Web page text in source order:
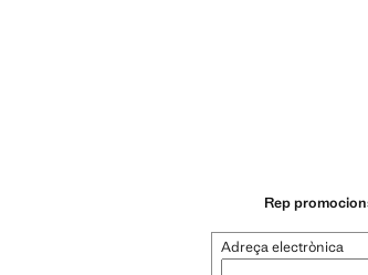
Rep
Adreça electrònica